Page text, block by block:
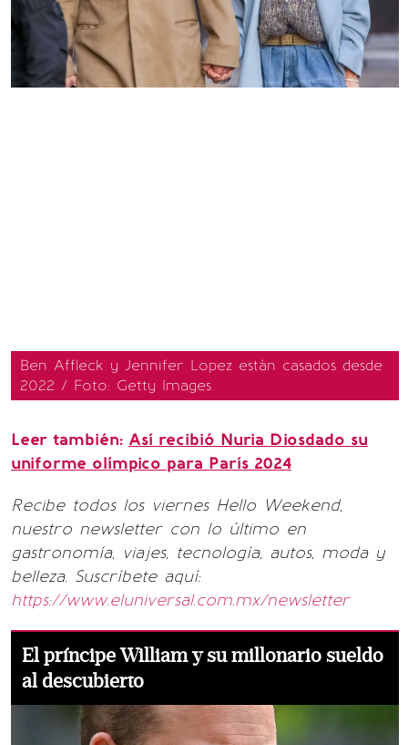
Ben Affleck y Jennifer Lopez están casados desde
2022 / Foto: Getty Images
Leer también: Así recibió Nuria Diosdado su
uniforme olímpico para París 2024
Recibe todos los viernes Hello Weekend,
nuestro newsletter con lo último en
gastronomía, viajes, tecnología, autos, moda y
belleza. Suscríbete aquí:
https://www.eluniversal.com.mx/newsletter
El príncipe William y su millonario sueldo
al descubierto